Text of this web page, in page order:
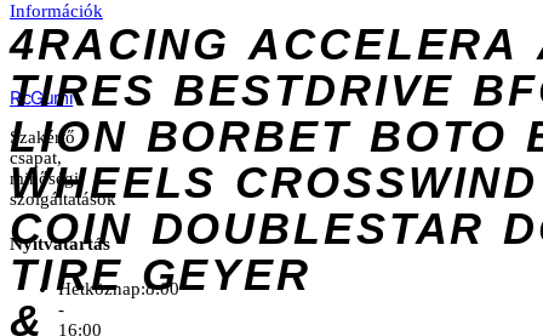
Információk
4RACING ACCELERA
TIRES BESTDRIVE
LION BORBET BOTO
WHEELS CROSSWIND
COIN DOUBLESTAR
TIRE GEYER
&
RcGumi
Szakértő
csapat,
minőségi
szolgáltatások
Nyitvatartás
Hétköznap:8:00
-
16:00